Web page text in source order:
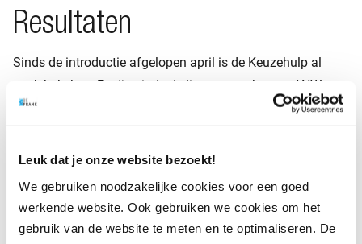
Leuk dat je onze website bezoekt!
We gebruiken noodzakelijke cookies voor een goed
werkende website. Ook gebruiken we cookies om het
gebruik van de website te meten en te optimaliseren. De
Resultaten
Sinds de introductie afgelopen april is de Keuzehulp al
vaak bekeken. Er zijn sinds de livegang ook meer ANW-
hiaatverzekeringen aangevraagd, één van de
mogelijkheden binnen het nabestaandenpensioen. De
reacties die we op de tool krijgen zijn zeer positief.
ook het persoonlijke element wordt positief ontvangen.
Daar zijn we natuurlijk trots op!